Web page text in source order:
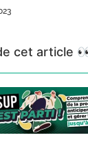
cet article